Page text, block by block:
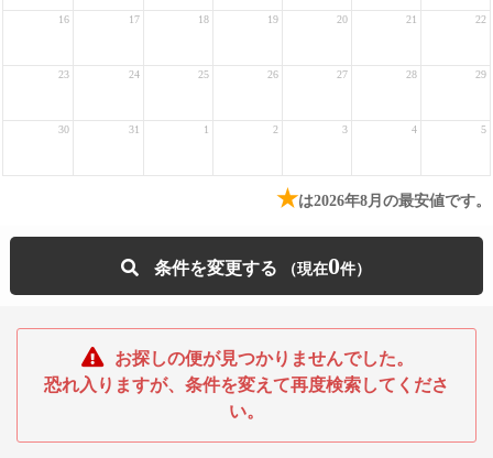
16 17 18 19 20 21 22
23 24 25 26 27 28 29
30 31 1 2 3 4 5
★は2026年8月の最安値です。
条件を変更する 0
お探しの便が見つかりませんでした。
恐れ入りますが、条件を変えて再度検索してくださ
い。